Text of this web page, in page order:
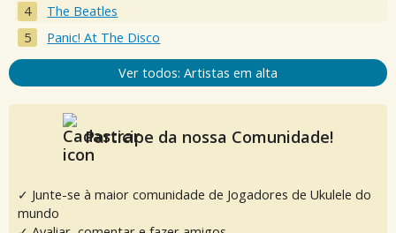
The Beatles
Panic! At The Disco
Ver todos: Artistas em alta
Participe da nossa Comunidade!
✓ Junte-se à maior comunidade de Jogadores de Ukulele do
mundo